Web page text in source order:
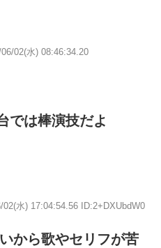
02(水) 08:46:34.20
では棒演技だよ
02(水) 17:04:54.56 ID:2+DXUbdW0
から歌やセリフが苦